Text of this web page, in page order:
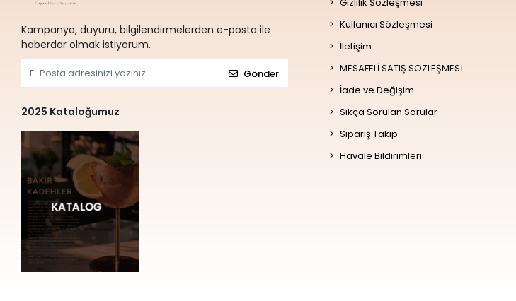
Kampanya, duyuru, bilgilendirmelerden e-posta ile
haberdar olmak istiyorum.
Gönder
2025 Kataloğumuz
Kullanıcı Sözleşmesi
İletişim
MESAFELİ SATIŞ SÖZLEŞMESİ
İade ve Değişim
Sıkça Sorulan Sorular
Sipariş Takip
Havale Bildirimleri